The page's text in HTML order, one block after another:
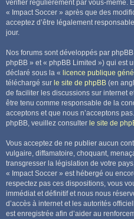
vérifier régulièrement par vous-même.
« Impact Soccer » après que des
acceptez d’être légalement
jour.
Nos forums sont développés par
phpBB » et « phpBB Limited ») qui est
déclaré sous la « licence publique
téléchargé sur le site de phpBB (en
de faciliter les discussions sur internet
être tenu comme responsable de la
acceptons et que nous n’acceptons
phpBB, veuillez consulter le site de
Vous acceptez de ne publier aucun
vulgaire, diffamatoire, choquant,
transgresser la législation de votre
« Impact Soccer » est hébergé ou
respectez pas ces dispositions, vous
immédiat et définitif et nous nous
d’accès à internet et les autorités
est enregistrée afin d’aider au